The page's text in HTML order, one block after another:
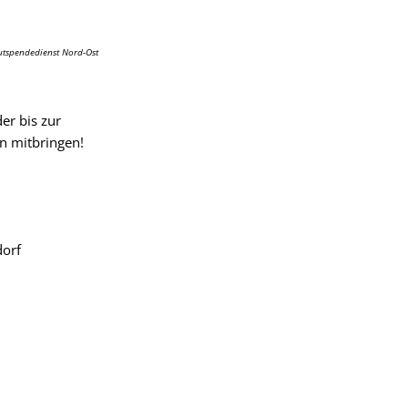
Nord-Ost
bis zur
mitbringen!